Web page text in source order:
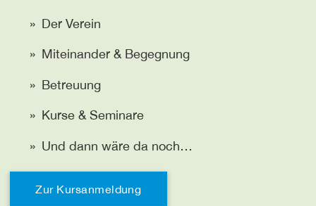
Der Verein
Miteinander & Begegnung
Betreuung
Kurse & Seminare
Und dann wäre da noch…
Zur Kursanmeldung